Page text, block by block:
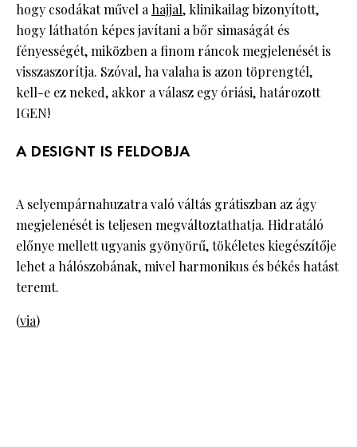
hogy csodákat művel ahajjal, klinikailag bizonyított,
hogy láthatón képes javítani a bőr simaságát és
fényességét, miközben a finom ráncok megjelenését is
visszaszorítja. Szóval, ha valaha is azon töprengtél,
kell-e ez neked, akkor a válasz egy óriási, határozott
IGEN!
A DESIGNT IS FELDOBJA
A selyempárnahuzatra való váltás grátiszban az ágy
megjelenését is teljesen megváltoztathatja. Hidratáló
előnye mellett ugyanis gyönyörű, tökéletes kiegészítője
lehet a hálószobának, mivel harmonikus és békés hatást
teremt.
(via)